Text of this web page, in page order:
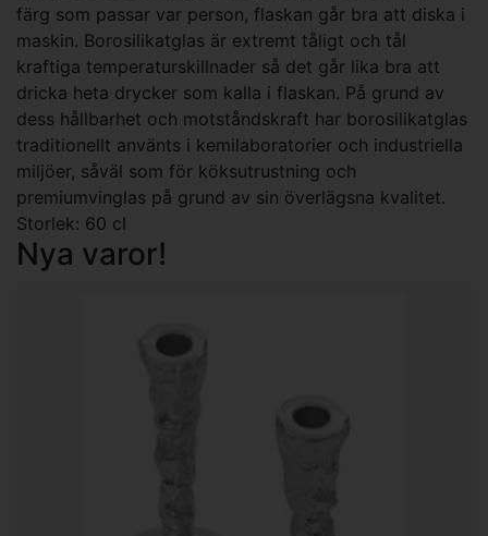
färg som passar var person, flaskan går bra att diska i
maskin. Borosilikatglas är extremt tåligt och tål
kraftiga temperaturskillnader så det går lika bra att
dricka heta drycker som kalla i flaskan. På grund av
dess hållbarhet och motståndskraft har borosilikatglas
traditionellt använts i kemilaboratorier och industriella
miljöer, såväl som för köksutrustning och
premiumvinglas på grund av sin överlägsna kvalitet.
Storlek: 60 cl
Nya varor!